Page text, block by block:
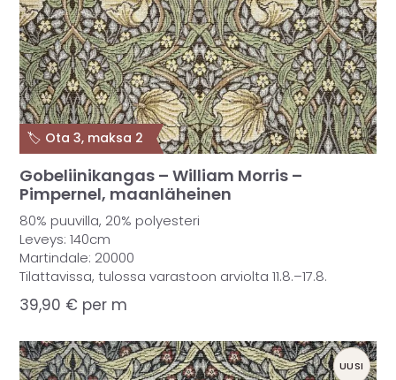
Gobeliinikangas – William Morris –
Pimpernel, maanläheinen
80% puuvilla, 20% polyesteri
Leveys: 140cm
Martindale: 20000
Tilattavissa, tulossa varastoon arviolta 11.8.–17.8.
39,90 € per m
🏷️ Ota 3, maksa 2
UUSI